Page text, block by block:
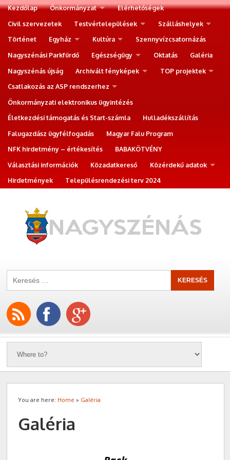
Kezdőlap Önkormányzat
Elérhetőségek
Civil szervezetek
Testvértelepülések
Szálláshelyek
Történet
Egyház Kultúra
Szennyvízcsatornázás
Nagyszénási Parkfürdő
Egészségügy Oktatás
Galéria
Nagyszénás újság
Archivált fényképek
TOP projektek
Csatlakozás az ASP rendszerhez
Önkormányzati elektronikus ügyintézés
Életkezdési támogatás és Start-számla
Hulladékszállítás
Falugazdász ügyfélfogadás
Magyar Falu Program
NFK hirdetmény – értékesítés
BABAKÖTVÉNY
Választási információk
Közadatkereső
Közérdekű adatok
Hirdetmények
Településrendezési terv 2024
You are here: Home » Galéria
Galéria